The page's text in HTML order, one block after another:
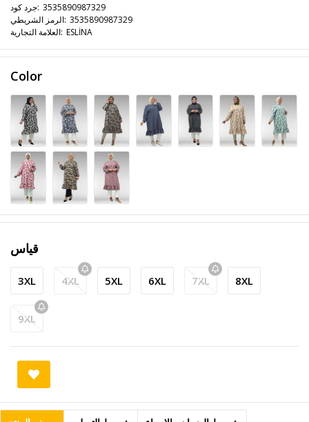
جرد كود 3535890987329
الرمز الشريطي 3535890987329
العلامة التجارية ESLİNA
Color
قياس
3XL 4XL 5XL 6XL 7XL 8XL
9XL